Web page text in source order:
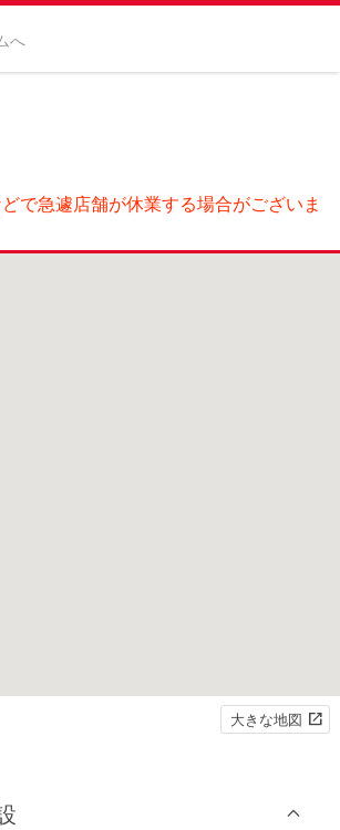
へ
で急遽店舗が休業する場合がございま
大きな地図